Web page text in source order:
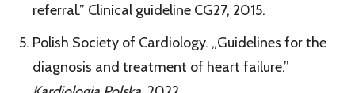
referral.” Clinical guideline CG27, 2015.
Polish Society of Cardiology. „Guidelines for the
diagnosis and treatment of heart failure.”